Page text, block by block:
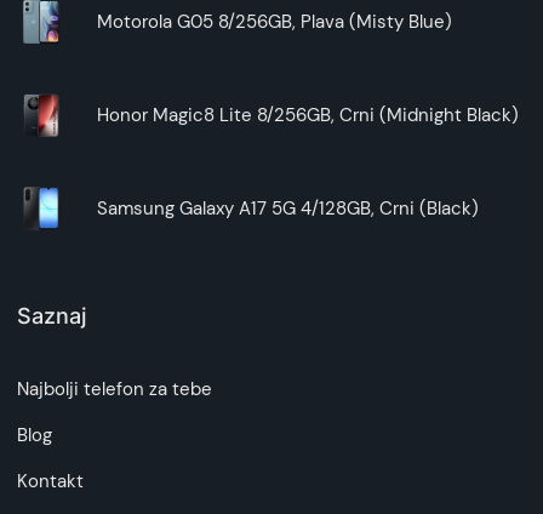
Motorola G05 8/256GB, Plava (Misty Blue)
Honor Magic8 Lite 8/256GB, Crni (Midnight Black)
Samsung Galaxy A17 5G 4/128GB, Crni (Black)
Saznaj
Najbolji telefon za tebe
Blog
Kontakt